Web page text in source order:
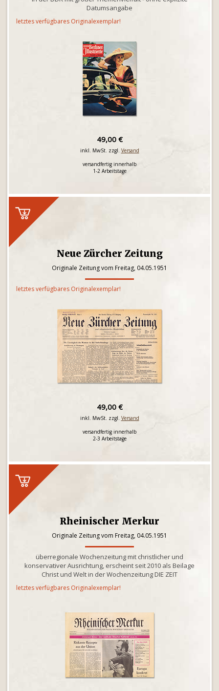
Datumsangabe
letztes verfügbares Originalexemplar!
49,00 €
inkl. MwSt. zzgl. Versand
versandfertig innerhalb
1-2 Arbeitstage
Neue Zürcher Zeitung
Originale Zeitung vom Freitag, 04.05.1951
letztes verfügbares Originalexemplar!
49,00 €
inkl. MwSt. zzgl. Versand
versandfertig innerhalb
2-3 Arbeitstage
Rheinischer Merkur
Originale Zeitung vom Freitag, 04.05.1951
überregionale Wochenzeitung mit christlicher und
konservativer Ausrichtung, erscheint seit 2010 als Beilage
Christ und Welt in der Wochenzeitung DIE ZEIT
letztes verfügbares Originalexemplar!